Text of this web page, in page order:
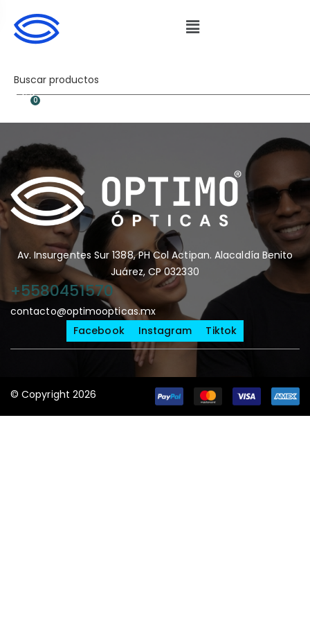
0
Av. Insurgentes Sur 1388, PH Col Actipan. Alacaldía Benito
Juárez, CP 032330
+5580451570
contacto@optimoopticas.mx
Facebook
Instagram Tiktok
© Copyright 2026